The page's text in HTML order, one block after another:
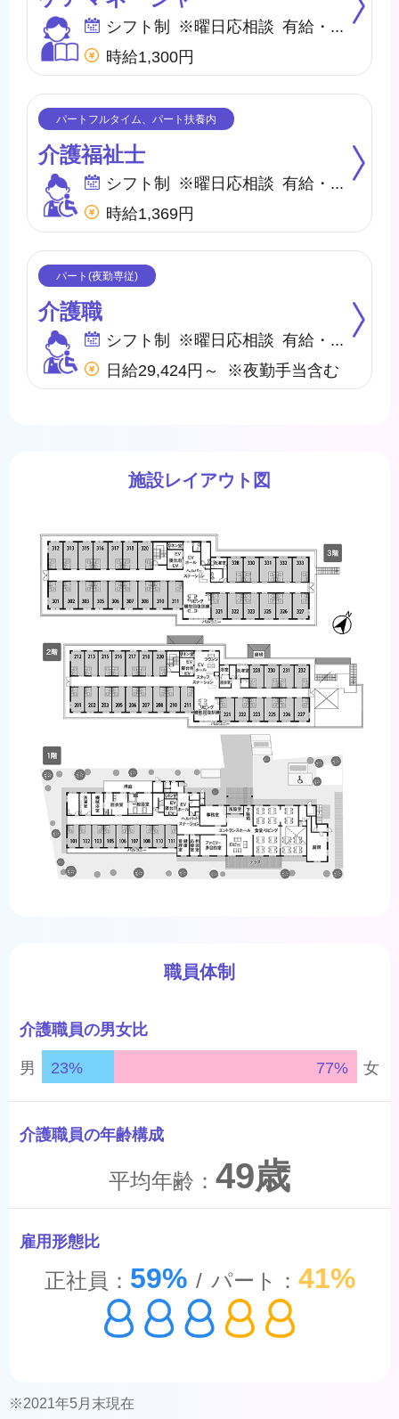
時給1,300円
介護福祉士
時給1,369円
介護職
日給29,424円～ ※夜勤手当含む
施設レイアウト図
職員体制
介護職員の男女比
男 23% 77% 女
介護職員の年齢構成
平均年齢： 49歳
雇用形態比
正社員： 59% / パート： 41%
※2021年5月末現在